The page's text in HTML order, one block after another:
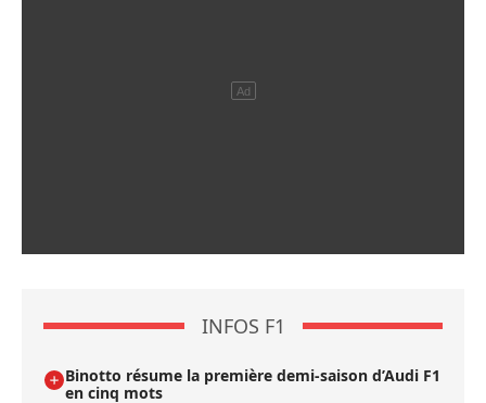
INFOS F1
Binotto résume la première demi-saison d’Audi F1
en cinq mots